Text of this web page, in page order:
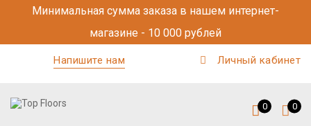
Минимальная сумма заказа в нашем интернет-
магазине - 10 000 рублей
Напишите нам Личный кабинет
0 0